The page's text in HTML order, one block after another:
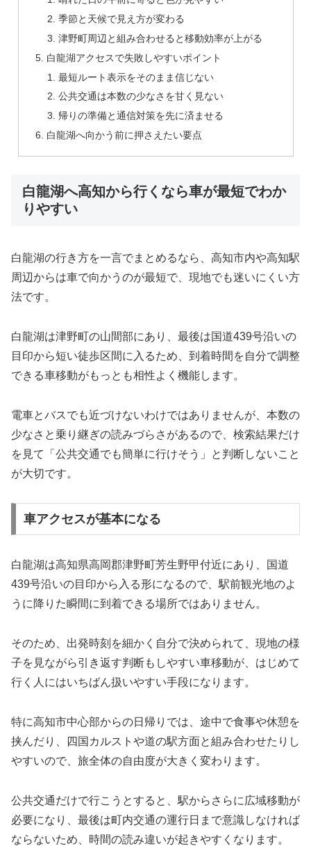
季節と天候で見え方が変わる
津野町周辺と組み合わせると移動効率が上がる
白龍湖アクセスで失敗しやすいポイント
最短ルート表示をそのまま信じない
公共交通は本数の少なさを甘く見ない
帰りの準備と通信対策を先に済ませる
白龍湖へ向かう前に押さえたい要点
白龍湖へ高知から行くなら車が最短でわか
りやすい
白龍湖の行き方を一言でまとめるなら、高知市内や高知駅
周辺からは車で向かうのが最短で、現地でも迷いにくい方
法です。
白龍湖は津野町の山間部にあり、最後は国道439号沿いの
目印から短い徒歩区間に入るため、到着時間を自分で調整
できる車移動がもっとも相性よく機能します。
電車とバスでも近づけないわけではありませんが、本数の
少なさと乗り継ぎの読みづらさがあるので、検索結果だけ
を見て「公共交通でも簡単に行けそう」と判断しないこと
が大切です。
車アクセスが基本になる
白龍湖は高知県高岡郡津野町芳生野甲付近にあり、国道
439号沿いの目印から入る形になるので、駅前観光地のよ
うに降りた瞬間に到着できる場所ではありません。
そのため、出発時刻を細かく自分で決められて、現地の様
子を見ながら引き返す判断もしやすい車移動が、はじめて
行く人にはいちばん扱いやすい手段になります。
特に高知市中心部からの日帰りでは、途中で食事や休憩を
挟んだり、四国カルストや道の駅方面と組み合わせたりし
やすいので、旅全体の自由度が大きく変わります。
公共交通だけで行こうとすると、駅からさらに広域移動が
必要になり、最後は町内交通の運行日まで意識しなければ
ならないため、時間の読み違いが起きやすくなります。